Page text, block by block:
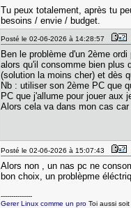
Tu peux totalement, après tu
besoins / envie / budget.
Posté le 02-06-2026 à 14:28:57
Ben le problème d'un 2ème
alors qu'il consomme bien plus
(solution la moins cher) et dès
Nb : utiliser son 2ème PC que
PC que j'allume pour jouer aux
Alors cela va dans mon cas
Posté le 02-06-2026 à 15:07:43
Alors non , un nas pc ne
bon choix, un problèpme
---------------
Gerer Linux comme un pro Toi aussi